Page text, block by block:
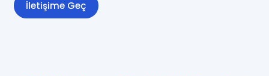
İletişime Geç